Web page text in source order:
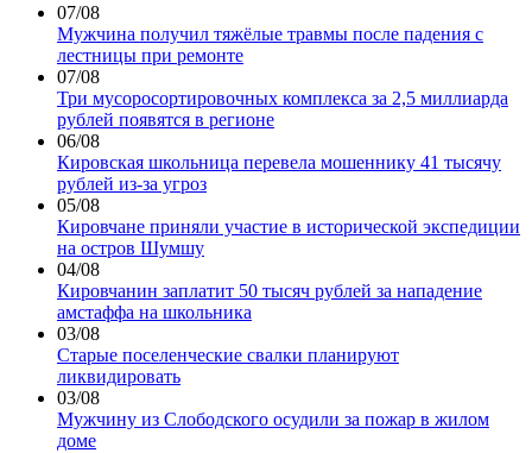
07/08
Мужчина получил тяжёлые травмы после падения с
лестницы при ремонте
07/08
Три мусоросортировочных комплекса за 2,5 миллиарда
рублей появятся в регионе
06/08
Кировская школьница перевела мошеннику 41 тысячу
рублей из-за угроз
05/08
Кировчане приняли участие в исторической экспедиции
на остров Шумшу
04/08
Кировчанин заплатит 50 тысяч рублей за нападение
амстаффа на школьника
03/08
Старые поселенческие свалки планируют
ликвидировать
03/08
Мужчину из Слободского осудили за пожар в жилом
доме